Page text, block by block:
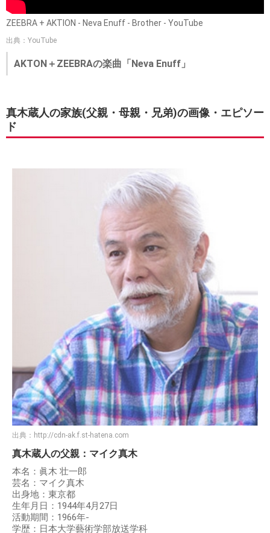
ZEEBRA + AKTION - Neva Enuff - Brother - YouTube
出典：YouTube
AKTON＋ZEEBRAの楽曲「Neva Enuff」
真木蔵人の家族(父親・母親・兄弟)の画像・エピソー
ド
出典： http://cdn-ak.f.st-hatena.com
真木蔵人の父親：マイク真木
本名：眞木 壮一郎
芸名：マイク真木
出身地：東京都
生年月日：1944年4月27日
活動期間：1966年-
学歴：日本大学藝術学部放送学科